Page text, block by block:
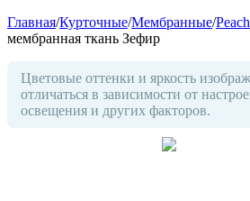
Главная/Курточные/Мембранные/
мембранная ткань Зефир
Цветовые оттенки и яркость
отличаться в зависимости от
освещения и других факторов.